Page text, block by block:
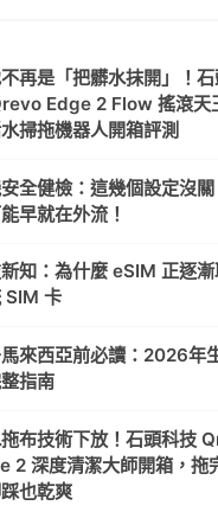
再是「把髒水抹開」！
Edge 2 Flow 搖滾天
掃拖機器人開箱評測
全健檢：這幾個設定沒
早就在外流！
知：為什麼 eSIM 正逐
SIM 卡
來西亞前必讀：2026年
指南
布技術下放！石頭科技
2 深度清潔大師開箱，拖
也乾爽